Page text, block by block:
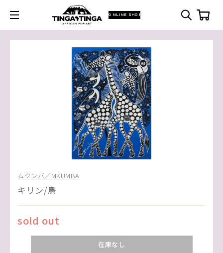
ONLINE SHOP
ムクンバ／MKUMBA
キリン/鳥
sold out
在庫なし